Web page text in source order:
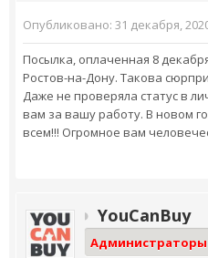
Опубликовано: 31 декабря,
Посылка, оплаченная 8
Ростов-на-Дону. Такова
Даже не проверяла статус в
вам за вашу работу. В новом
всем!!! Огромное вам
YouCanBuy
Администраторы